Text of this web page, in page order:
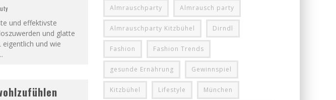
und effektivste
und glatte
und wie
Almrauschparty Almrausch party
Almrauschparty Kitzbühel Dirndl
Fashion Fashion Trends
gesunde Ernährung Gewinnspiel
Kitzbühel Lifestyle München